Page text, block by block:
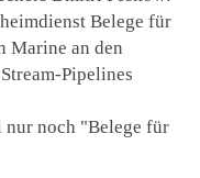
Belege für
Marine an den
Pipelines
noch "Belege für